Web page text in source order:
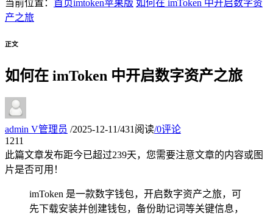
当前位置： 首页imtoken苹果版 如何在 imToken 中开启数字资
产之旅
正文
如何在 imToken 中开启数字资产之旅
admin V管理员 /2025-12-11/431阅读/0评论
1211
此篇文章发布距今已超过239天，您需要注意文章的内容或图
片是否可用！
imToken 是一款数字钱包，开启数字资产之旅，可
先下载安装并创建钱包，备份助记词等关键信息，